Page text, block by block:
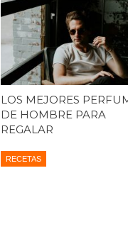
LOS MEJORES
DE HOMBRE PARA
REGALAR
RECETAS